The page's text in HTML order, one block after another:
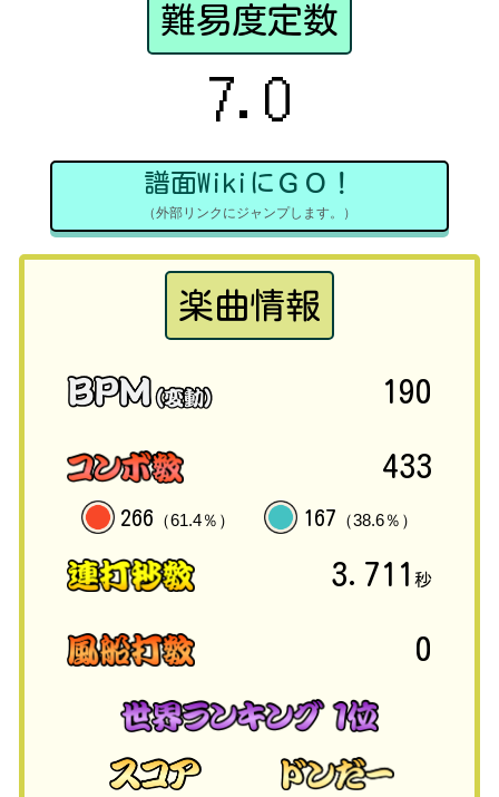
難易度定数
7.0
譜面WikiにＧＯ！
（外部リンクにジャンプします。）
楽曲情報
190
433
266 （61.4％） 167 （38.6％）
3.711 秒
0